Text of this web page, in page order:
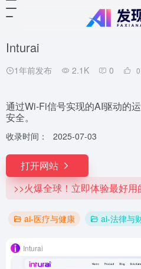
Inturai
1年前发布 2.1K 0 0
通过Wi-Fi信号实现的AI驱动的
安全。
收录时间： 2025-07-03
打开网站
>>火爆全球！立即体验最好
ai-医疗与健康 ai-法律与
Inturai